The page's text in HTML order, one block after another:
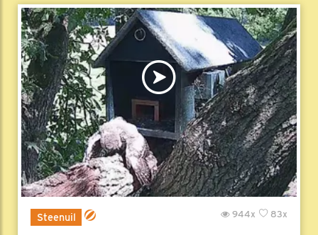
Steenuil 83x
944x